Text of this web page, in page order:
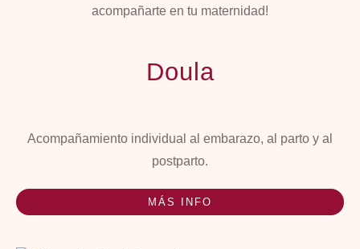
Doula
Acompañamiento individual al embarazo, al parto y al
postparto.
MÁS INFO